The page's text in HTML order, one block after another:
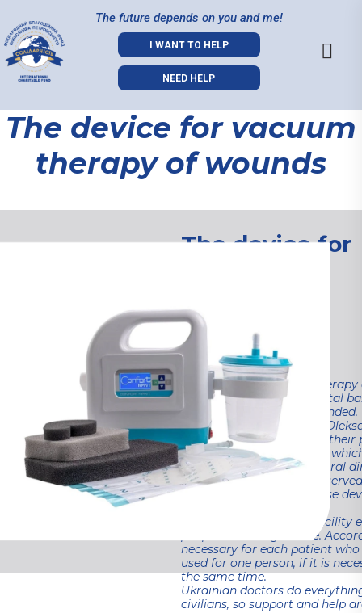
The future depends on you and me!
I WANT TO HELP
NEED HELP
The device for vacuum
therapy of wounds
The device for
wounds
08.08.2024
The device for vacuum
doctors of the main hospital
save the limbs of the
by representatives of the
“Solidarity” together with
complex “Lake Park”, with
Serhiy Ryzhenko, the general
vacuum devices have
to the hospital today. These
Every day, the medical facility
people are brought here.
necessary for each patient
used for one person, if it is
the same time.
Ukrainian doctors do
civilians, so support and help